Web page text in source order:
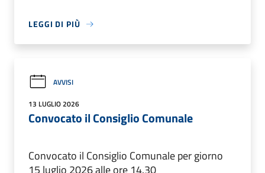
LEGGI DI PIÙ
AVVISI
13 LUGLIO 2026
Convocato il Consiglio Comunale
Convocato il Consiglio Comunale per giorno